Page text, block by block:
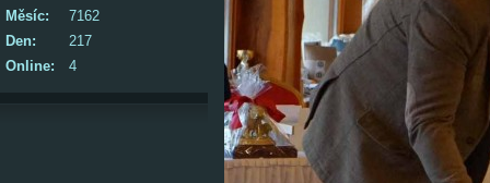
Online: 4
Měsíc:
7162
Den:
217